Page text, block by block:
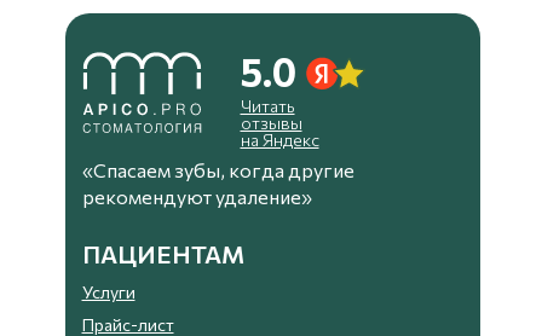
5.0
«Спасаем зубы, когда другие
рекомендуют удаление»
ПАЦИЕНТАМ
Услуги
Прайс-лист
Читать
отзывы
на Яндекс